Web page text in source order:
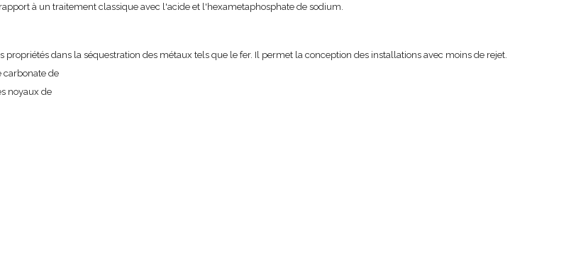
à un traitement classique avec l'acide et l'hexametaphosphate de sodium.
dans la séquestration des métaux tels que le fer. Il permet la conception des installations avec moins de rejet.
carbonate de
noyaux de